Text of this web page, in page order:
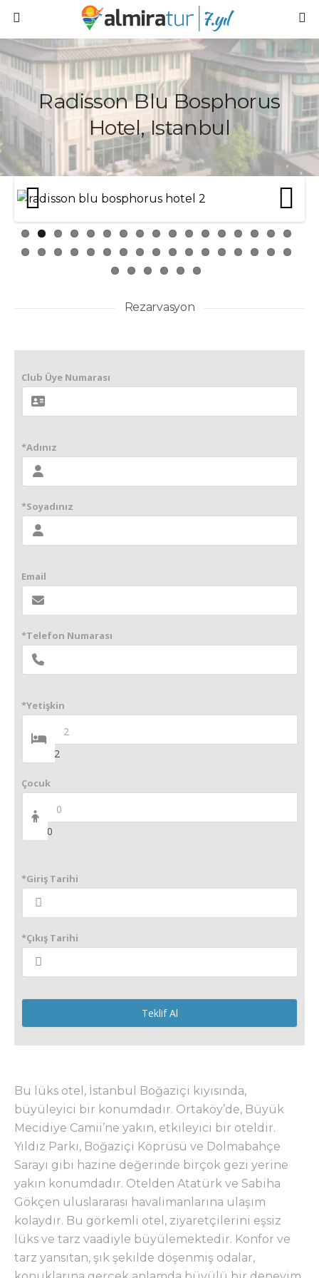
Radisson Blu Bosphorus
Hotel, Istanbul
Prev
ious
Next
Rezarvasyon
Club Üye Numarası
*Adınız
*Soyadınız
Email
*Telefon Numarası
*Yetişkin
2
Çocuk
0
*Giriş Tarihi
*Çıkış Tarihi
Teklif Al
Bu lüks otel, İstanbul Boğaziçi kıyısında,
büyüleyici bir konumdadır. Ortaköy’de, Büyük
Mecidiye Camii’ne yakın, etkileyici bir oteldir.
Yıldız Parkı, Boğaziçi Köprüsü ve Dolmabahçe
Sarayı gibi hazine değerinde birçok gezi yerine
yakın konumdadır. Otelden Atatürk ve Sabiha
Gökçen uluslararası havalimanlarına ulaşım
kolaydır. Bu görkemli otel, ziyaretçilerini eşsiz
lüks ve tarz vaadiyle büyülemektedir. Konfor ve
tarz yansıtan, şık şekilde döşenmiş odalar,